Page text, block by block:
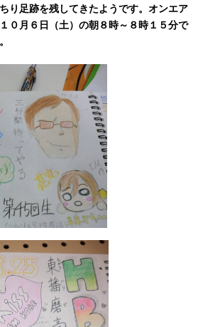
り足跡を残してきたようです。オンエア
０月６日（土）の朝８時～８時１５分で